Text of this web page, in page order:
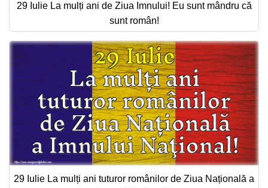
29 Iulie La mulți ani de Ziua Imnului! Eu sunt mândru că
sunt român!
29 Iulie La mulți ani tuturor românilor de Ziua Națională a